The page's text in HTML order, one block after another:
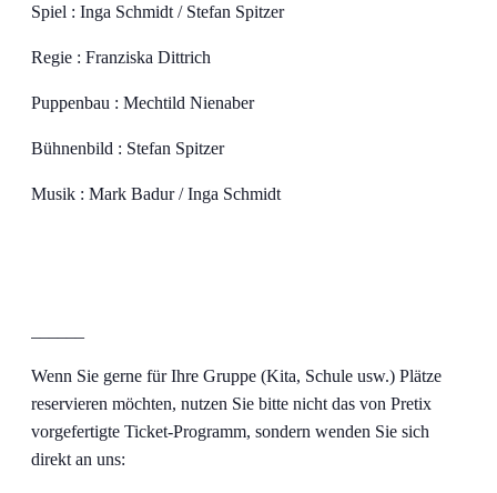
Spiel : Inga Schmidt / Stefan Spitzer
Regie : Franziska Dittrich
Puppenbau : Mechtild Nienaber
Bühnenbild : Stefan Spitzer
Musik : Mark Badur / Inga Schmidt
Wenn Sie gerne für Ihre Gruppe (Kita, Schule usw.) Plätze
reservieren möchten, nutzen Sie bitte nicht das von Pretix
vorgefertigte Ticket-Programm, sondern wenden Sie sich
direkt an uns: